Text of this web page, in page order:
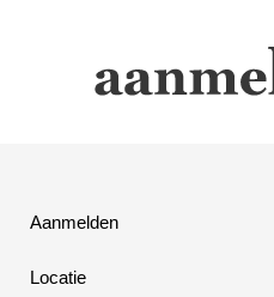
Aanmelden
Locatie